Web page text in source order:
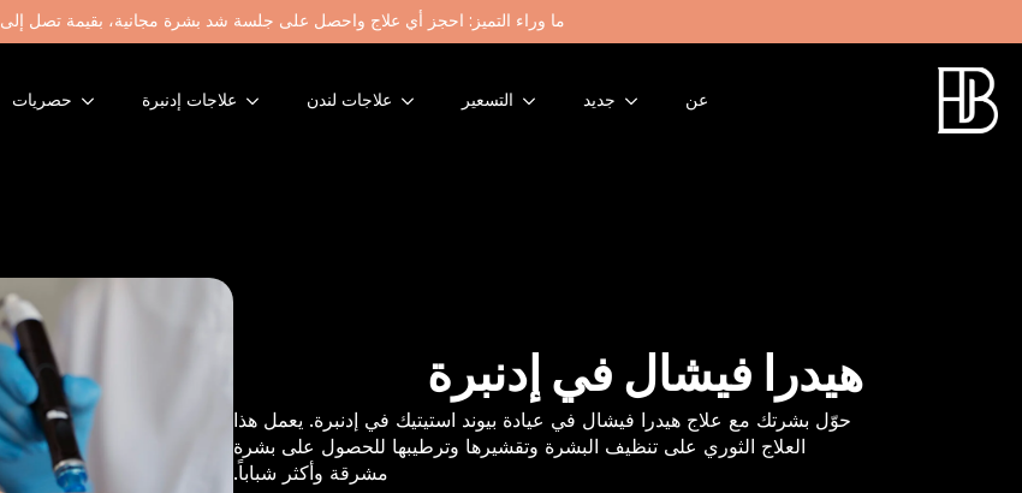
ما وراء التميز: احجز أي علاج واحصل على جلسة شد بشرة مجانية، بقيمة تصل إلى 420 جنيه إسترليني
عن جديد التسعير علاجات لندن علاجات إدنبرة حصريات
هيدرا فيشال في إدنبرة
حوّل بشرتك مع علاج هيدرا فيشال في عيادة بيوند استيتيك في إدنبرة. يعمل هذا
العلاج الثوري على تنظيف البشرة وتقشيرها وترطيبها للحصول على بشرة
مشرقة وأكثر شباباً.